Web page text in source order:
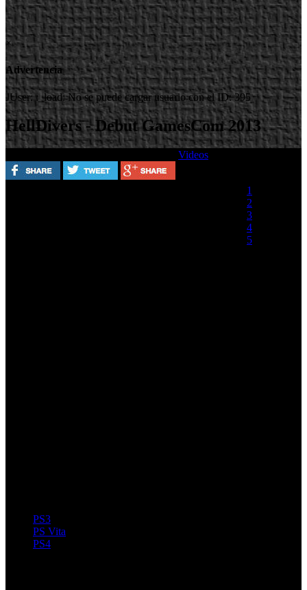
×
Advertencia
JUser: :_load: No se puede cargar usuario con el ID: 395
HellDivers - Debut GamesCom 2013
Videos
1
2
3
4
5
PS3
PS Vita
PS4